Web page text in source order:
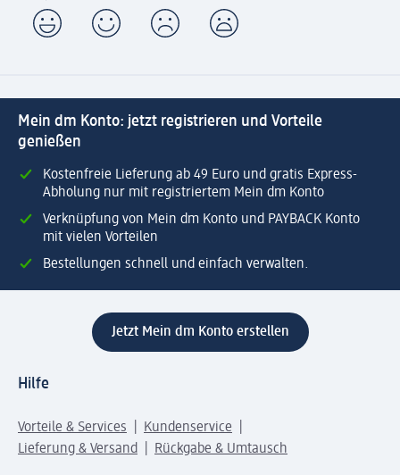
Mein dm Konto: jetzt registrieren und Vorteile
genießen
Kostenfreie Lieferung ab 49 Euro und gratis Express-
Abholung nur mit registriertem Mein dm Konto
Verknüpfung von Mein dm Konto und PAYBACK Konto
mit vielen Vorteilen
Bestellungen schnell und einfach verwalten.
Jetzt Mein dm Konto erstellen
Hilfe
Vorteile & Services
Kundenservice
Lieferung & Versand
Rückgabe & Umtausch